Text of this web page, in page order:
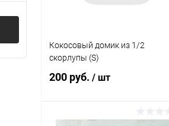
Кокосовый домик из 1/2
скорлупы (S)
200 руб. / шт